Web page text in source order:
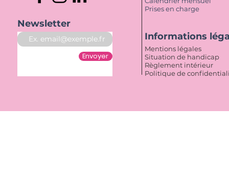
Newsletter
Envoyer
Prises en charge
Informations
Mentions légales
Situation de handicap
Règlement intérieur
Politique de